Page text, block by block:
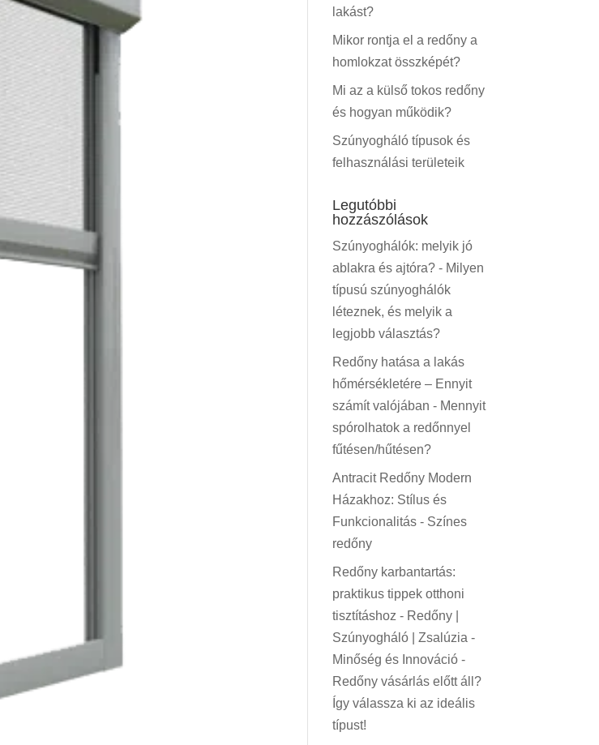
lakást?
Mikor rontja el a redőny a
homlokzat összképét?
Mi az a külső tokos redőny
és hogyan működik?
Szúnyogháló típusok és
felhasználási területeik
Legutóbbi
hozzászólások
Szúnyoghálók: melyik jó
ablakra és ajtóra? - Milyen
típusú szúnyoghálók
léteznek, és melyik a
legjobb választás?
Redőny hatása a lakás
hőmérsékletére – Ennyit
számít valójában - Mennyit
spórolhatok a redőnnyel
fűtésen/hűtésen?
Antracit Redőny Modern
Házakhoz: Stílus és
Funkcionalitás - Színes
redőny
Redőny karbantartás:
praktikus tippek otthoni
tisztításhoz - Redőny |
Szúnyogháló | Zsalúzia -
Minőség és Innováció -
Redőny vásárlás előtt áll?
Így válassza ki az ideális
típust!